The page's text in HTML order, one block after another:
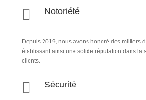
 Notoriété
Depuis 2019, nous avons honoré des milliers
établissant ainsi une solide réputation dans la
clients.
 Sécurité